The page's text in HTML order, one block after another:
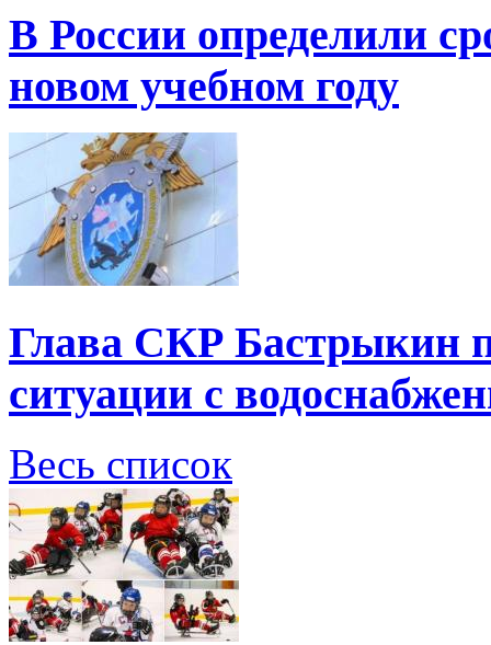
В России определили
новом учебном году
Глава СКР Бастрыкин
ситуации с
Весь список